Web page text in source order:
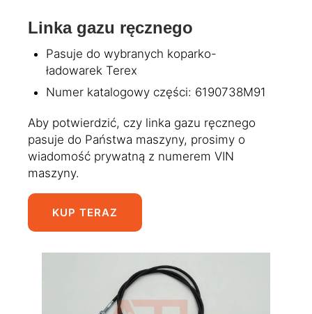
Linka gazu ręcznego
Pasuje do wybranych koparko-
ładowarek Terex
Numer katalogowy części: 6190738M91
Aby potwierdzić, czy linka gazu ręcznego
pasuje do Państwa maszyny, prosimy o
wiadomość prywatną z numerem VIN
maszyny.
KUP TERAZ